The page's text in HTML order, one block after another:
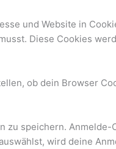
und Website in
Diese Cookies
ob dein Browser
zu speichern. Anmelde-
wird deine